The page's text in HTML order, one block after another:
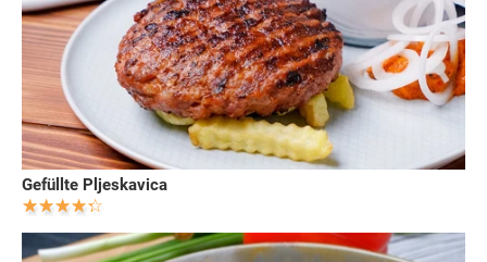
Gefüllte Pljeskavica